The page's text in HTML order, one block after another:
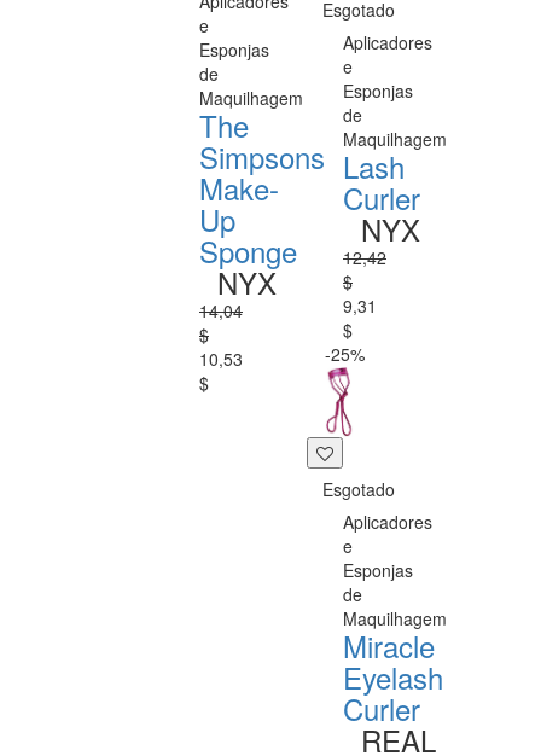
e
Esponjas
de
Maquilhagem
The
Simpsons
Make-
Up
Sponge
NYX
14,04
$
10,53
$
Esgotado
Aplicadores
e
Esponjas
de
Maquilhagem
Lash
Curler
NYX
12,42
$
9,31
$
-25%
Esgotado
Aplicadores
e
Esponjas
de
Maquilhagem
Miracle
Eyelash
Curler
REAL